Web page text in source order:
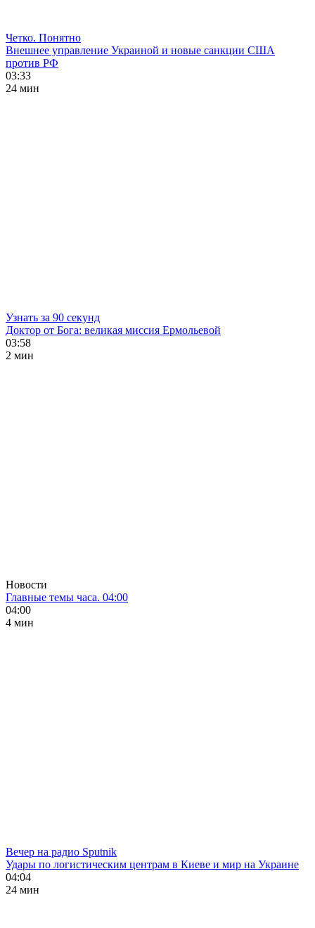
Четко. Понятно
Внешнее управление Украиной и новые санкции США
против РФ
03:33
24 мин
Узнать за 90 секунд
Доктор от Бога: великая миссия Ермольевой
03:58
2 мин
Новости
Главные темы часа. 04:00
04:00
4 мин
Вечер на радио Sputnik
Удары по логистическим центрам в Киеве и мир на Украине
04:04
24 мин